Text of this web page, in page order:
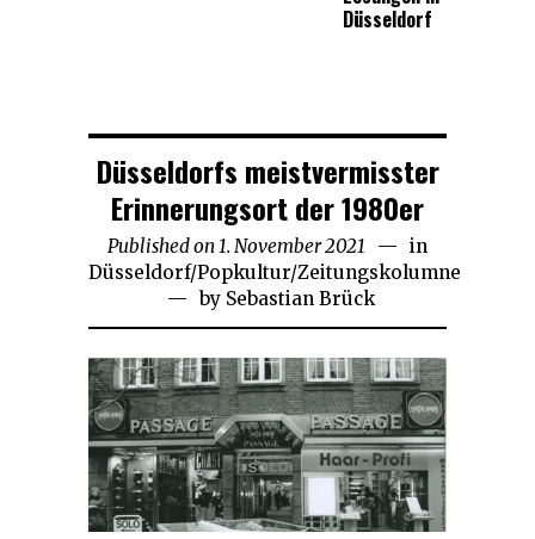
Düsseldorf
Düsseldorfs meistvermisster
Erinnerungsort der 1980er
Published on1. November 2021 11.
August
2024
in
Düsseldorf/Popkultur/Zeitungskolumne
by Sebastian Brück